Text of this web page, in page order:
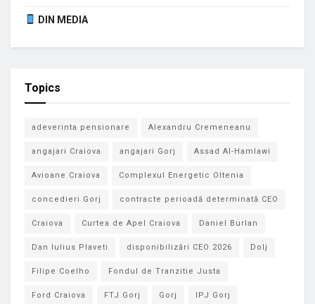
DIN MEDIA
Topics
adeverinta pensionare Alexandru Cremeneanu
angajari Craiova angajari Gorj Assad Al-Hamlawi
Avioane Craiova Complexul Energetic Oltenia
concedieri Gorj contracte perioadă determinată CEO
Craiova Curtea de Apel Craiova Daniel Burlan
Dan Iulius Plaveti disponibilizări CEO 2026 Dolj
Filipe Coelho Fondul de Tranzitie Justa
Ford Craiova FTJ Gorj Gorj IPJ Gorj